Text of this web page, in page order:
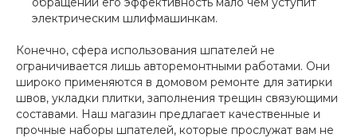
электрическим шлифмашинкам.
Конечно, сфера использования шпателей не
ограничивается лишь авторемонтными работами. Они
широко применяются в домовом ремонте для затирки
швов, укладки плитки, заполнения трещин связующими
составами. Наш магазин предлагает качественные и
прочные наборы шпателей, которые прослужат вам не